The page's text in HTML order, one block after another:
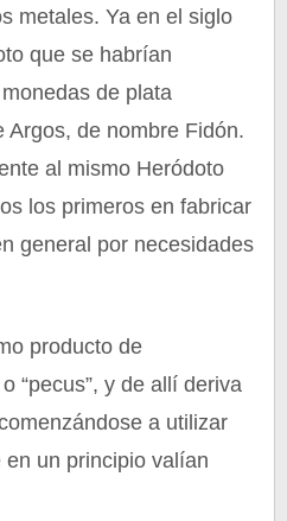
metales. Ya en el siglo
que se habrían
de plata
Argos, de nombre Fidón.
al mismo Heródoto
los primeros en fabricar
general por necesidades
producto de
“pecus”, y de allí deriva
a utilizar
en un principio valían